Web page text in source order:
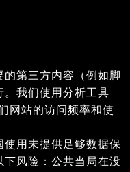
第三方内容（例如脚
。我们使用分析工具
网站的访问频率和使
用未提供足够数据保
风险：公共当局在没